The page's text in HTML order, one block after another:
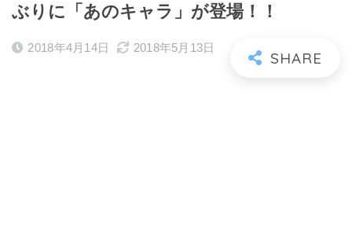
ぶりに「あのキャラ」が登場！！
2018年4月14日 2018年5月13日